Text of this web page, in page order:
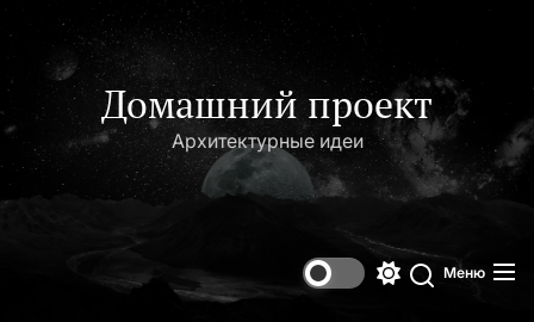
содержимому
Домашний проект
Архитектурные идеи
Поиск
Меню